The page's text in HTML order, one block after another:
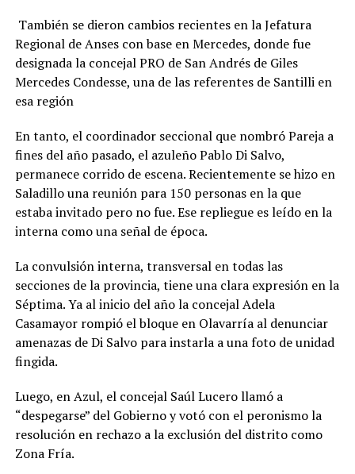
También se dieron cambios recientes en la Jefatura
Regional de Anses con base en Mercedes, donde fue
designada la concejal PRO de San Andrés de Giles
Mercedes Condesse, una de las referentes de Santilli en
esa región
En tanto, el coordinador seccional que nombró Pareja a
fines del año pasado, el azuleño Pablo Di Salvo,
permanece corrido de escena. Recientemente se hizo en
Saladillo una reunión para 150 personas en la que
estaba invitado pero no fue. Ese repliegue es leído en la
interna como una señal de época.
La convulsión interna, transversal en todas las
secciones de la provincia, tiene una clara expresión en la
Séptima. Ya al inicio del año la concejal Adela
Casamayor rompió el bloque en Olavarría al denunciar
amenazas de Di Salvo para instarla a una foto de unidad
fingida.
Luego, en Azul, el concejal Saúl Lucero llamó a
“despegarse” del Gobierno y votó con el peronismo la
resolución en rechazo a la exclusión del distrito como
Zona Fría.